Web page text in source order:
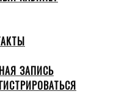
ЗАПИСЬ